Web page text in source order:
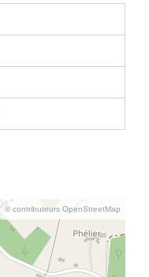
© contributeurs OpenStreetMap